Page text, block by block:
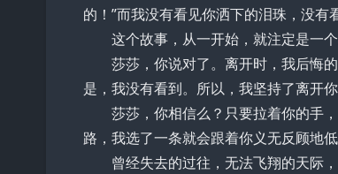
的！”而我没有看见你洒下的泪珠，没有
这个故事，从一开始，就注定是一个
莎莎，你说对了。离开时，我后悔的
是，我没有看到。所以，我坚持了离开你
莎莎，你相信么？只要拉着你的手，
路，我选了一条就会跟着你义无反顾地低
曾经失去的过往，无法飞翔的天际，